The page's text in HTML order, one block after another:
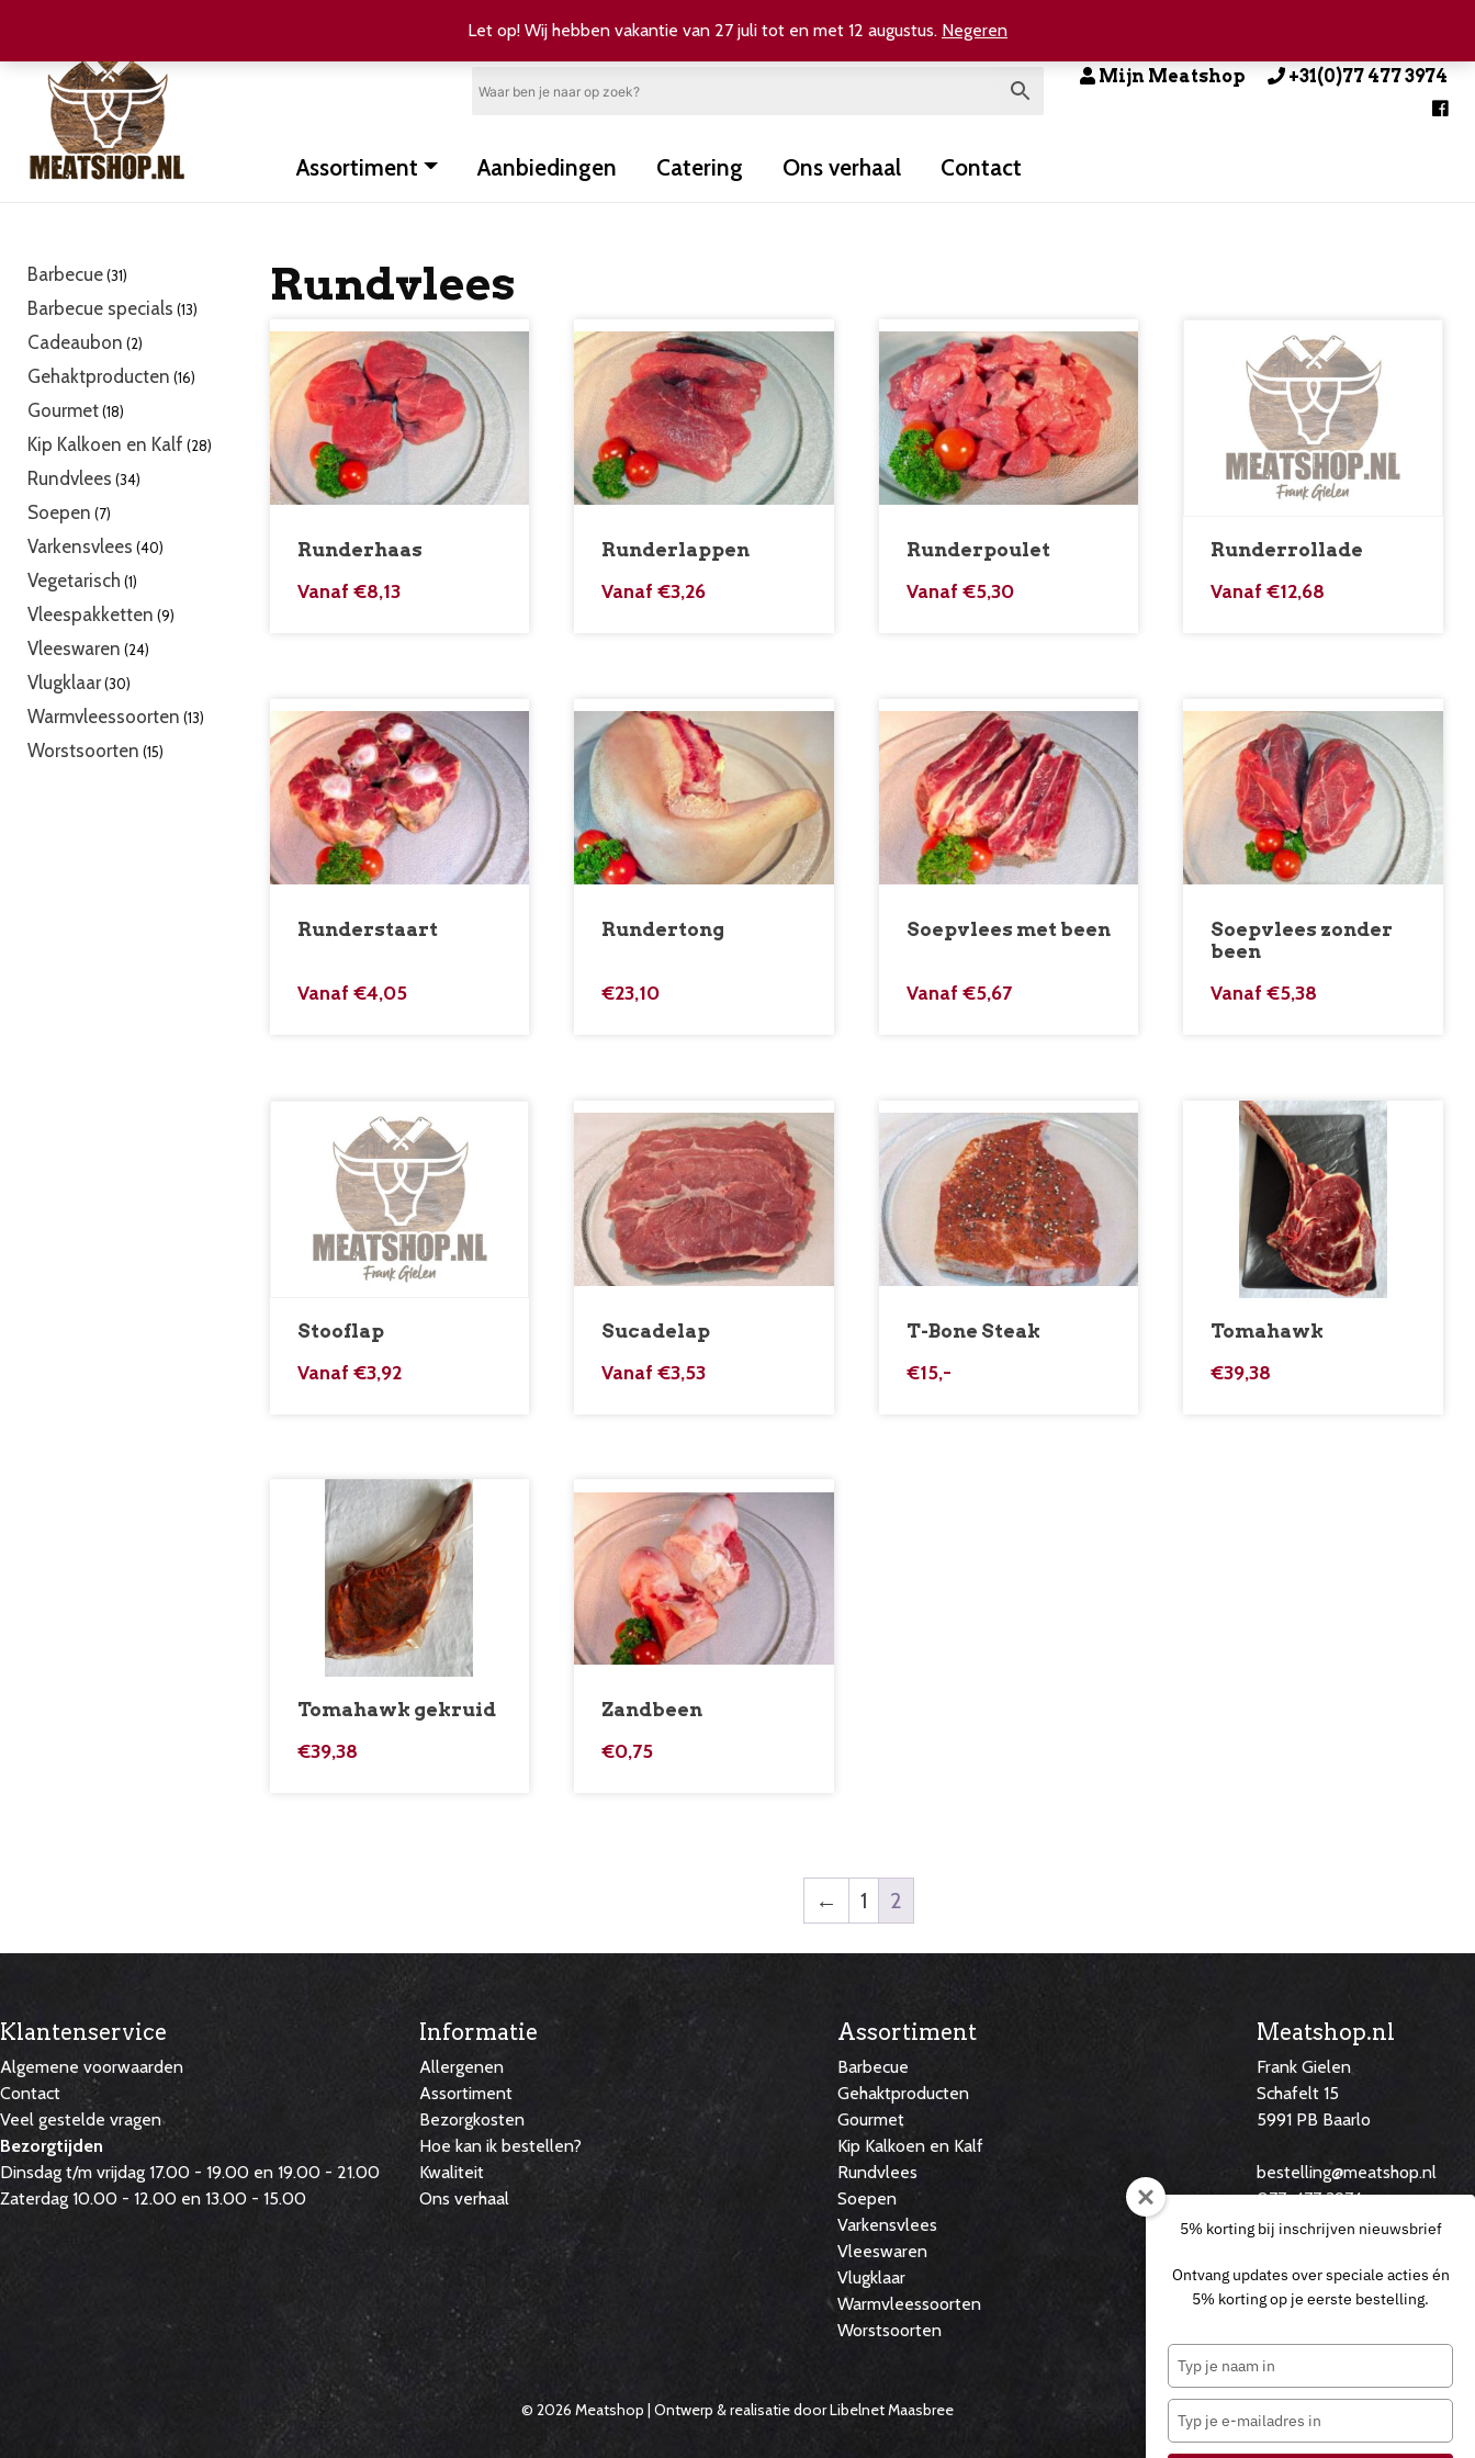
Mijn Meatshop +31(0)77 477 3974
Assortiment Aanbiedingen Catering Ons verhaal Contact
Barbecue 3131
Barbecue specials 1313
Cadeaubon 22
Gehaktproducten 1616
Gourmet 1818
Kip Kalkoen en Kalf 2828
producten
Rundvlees 3434
Soepen 77
Varkensvlees 4040
Vegetarisch 11
Vleespakketten 99
Vleeswaren 2424
Vlugklaar 3030
Warmvleessoorten 1313
Worstsoorten 1515
Rundvlees
Runderhaas
Vanaf €8,13
Runderlappen
Vanaf€3,26
Runderpoulet
Vanaf €5,30
Runderrollade
Vanaf €12,68
Runderstaart
Vanaf €4,05
Rundertong
€23,10
Soepvlees met been
Vanaf €5,67
Soepvlees zonder
been
Vanaf €5,38
Stooflap
Vanaf €3,92
Sucadelap
Vanaf€3,53
T-Bone Steak
€15,-
Tomahawk
€39,38
Tomahawk gekruid
€39,38
Zandbeen
€0,75
← 1 2
Klantenservice
Algemene voorwaarden
Contact
Veel gestelde vragen
Bezorgtijden
Dinsdag t/m vrijdag 17.00 - 19.00 en 19.00 - 21.00
Zaterdag 10.00 - 12.00 en 13.00 - 15.00
Informatie
Allergenen
Assortiment
Bezorgkosten
Hoe kan ik bestellen?
Kwaliteit
Ons verhaal
Assortiment
Barbecue
Gehaktproducten
Gourmet
Kip Kalkoen en Kalf
Rundvlees
Soepen
Varkensvlees
Vleeswaren
Vlugklaar
Warmvleessoorten
Worstsoorten
Meatshop.nl
Frank Gielen
Schafelt 15
5991 PB Baarlo
bestelling@meatshop.nl
077-477 3974
06 29 14 60 46
© 2026 Meatshop | Ontwerp & realisatie doorLibelnet Maasbree
5% korting bij inschrijven nieuwsbrief
Ontvang updates over speciale acties én
5% korting op je eerste bestelling.
naam
in
Let op! Wij hebben vakantie van 27 juli tot en met 12 augustus. Negeren